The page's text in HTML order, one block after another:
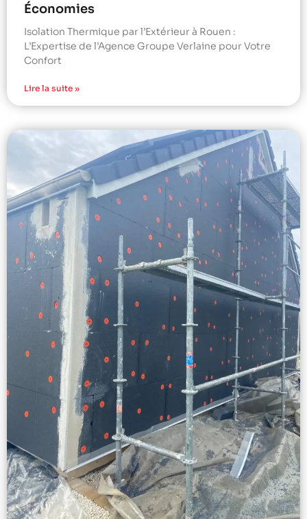
Économies
Isolation Thermique par l’Extérieur à Rouen :
L’Expertise de l’Agence Groupe Verlaine pour Votre
Confort
Lire la suite »